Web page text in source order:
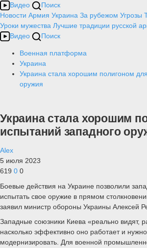
Видео
Поиск
Новости Армия Украина За рубежом Угрозы
Уроки мужества Лучшие традиции русской
Видео
Поиск
Военная платформа
Украина
Украина стала хорошим полигоном
оружия
Украина стала хорошим
испытаний западного
Alex
5 июля 2023
619 0 0
Боевые действия на Украине позволили
испытать свое оружие в прямом
заявил министр обороны Украины Алексей
Западные союзники Киева «реально видят,
насколько эффективно оно работает и
модернизировать. Для военной